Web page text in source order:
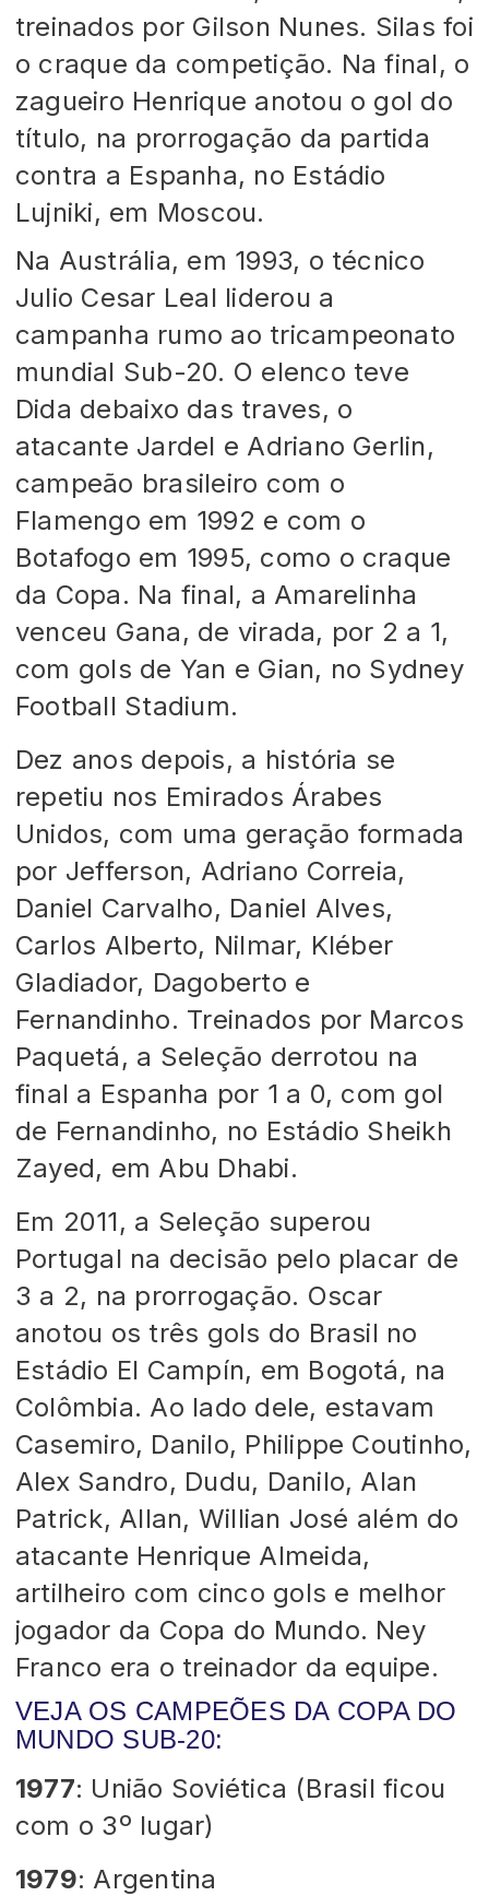
treinados por Gilson Nunes. Silas foi
o craque da competição. Na final, o
zagueiro Henrique anotou o gol do
título, na prorrogação da partida
contra a Espanha, no Estádio
Lujniki, em Moscou.
Na Austrália, em 1993, o técnico
Julio Cesar Leal liderou a
campanha rumo ao tricampeonato
mundial Sub-20. O elenco teve
Dida debaixo das traves, o
atacante Jardel e Adriano Gerlin,
campeão brasileiro com o
Flamengo em 1992 e com o
Botafogo em 1995, como o craque
da Copa. Na final, a Amarelinha
venceu Gana, de virada, por 2 a 1,
com gols de Yan e Gian, no Sydney
Football Stadium.
Dez anos depois, a história se
repetiu nos Emirados Árabes
Unidos, com uma geração formada
por Jefferson, Adriano Correia,
Daniel Carvalho, Daniel Alves,
Carlos Alberto, Nilmar, Kléber
Gladiador, Dagoberto e
Fernandinho. Treinados por Marcos
Paquetá, a Seleção derrotou na
final a Espanha por 1 a 0, com gol
de Fernandinho, no Estádio Sheikh
Zayed, em Abu Dhabi.
Em 2011, a Seleção superou
Portugal na decisão pelo placar de
3 a 2, na prorrogação. Oscar
anotou os três gols do Brasil no
Estádio El Campín, em Bogotá, na
Colômbia. Ao lado dele, estavam
Casemiro, Danilo, Philippe Coutinho,
Alex Sandro, Dudu, Danilo, Alan
Patrick, Allan, Willian José além do
atacante Henrique Almeida,
artilheiro com cinco gols e melhor
jogador da Copa do Mundo. Ney
Franco era o treinador da equipe.
VEJA OS CAMPEÕES DA COPA DO
MUNDO SUB-20:
1977: União Soviética (Brasil ficou
com o 3º lugar)
1979: Argentina